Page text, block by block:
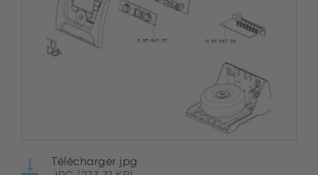
Télécharger jpg